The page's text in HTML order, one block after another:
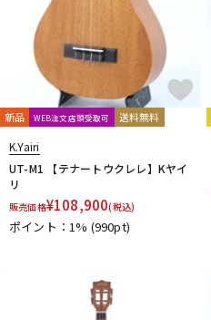
新品 WEB注文店頭受取可 送料無料
K.Yairi
UT-M1 【テナートウクレレ】Kヤイ
リ
販売価格¥108,900(税込)
ポイント：1% (990pt)